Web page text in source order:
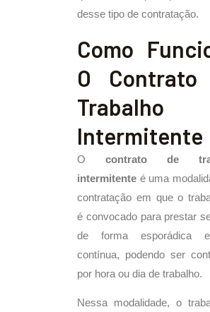
desse tipo de contratação.
Como
O Contrato
Trabalho
Intermitente
O contrato de
intermitente é uma
contratação em que o
é convocado para prestar
de forma esporádica
contínua, podendo ser
por hora ou dia de trabalho.
Nessa modalidade, o